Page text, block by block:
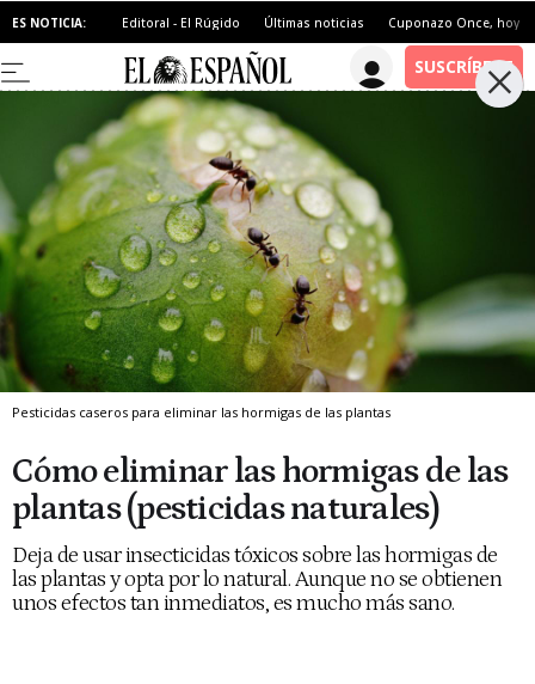
ES NOTICIA: Editoral - El Rúgido Últimas noticias Cuponazo Once, hoy
Pesticidas caseros para eliminar las hormigas de las plantas
Cómo eliminar las hormigas de las
plantas (pesticidas naturales)
Deja de usar insecticidas tóxicos sobre las hormigas de
las plantas y opta por lo natural. Aunque no se obtienen
unos efectos tan inmediatos, es mucho más sano.